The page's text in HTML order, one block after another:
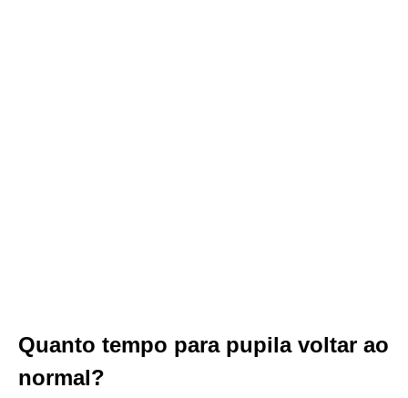
Quanto tempo para pupila voltar ao
normal?